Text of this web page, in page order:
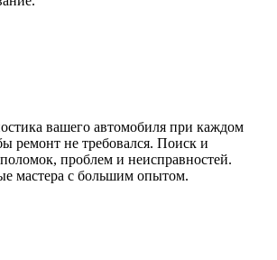
вашего автомобиля при каждом
ремонт не требовался. Поиск и
проблем и неисправностей.
мастера с большим опытом.